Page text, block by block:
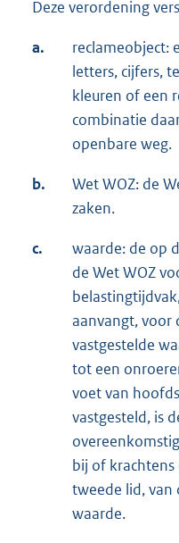
Deze verordening
a.
reclameobject:
letters, cijfers,
kleuren of een
combinatie
openbare weg.
b.
Wet WOZ: de
zaken.
c.
waarde: de op
de Wet WOZ
aanvangt, voor
vastgestelde
tot een
voet van
vastgesteld, is
bij of
tweede lid, van
waarde.